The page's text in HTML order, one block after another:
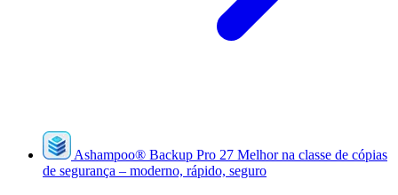
Ashampoo® Backup Pro 27 Melhor na classe de cópias
de segurança – moderno, rápido, seguro